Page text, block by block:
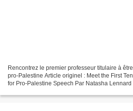
Rencontrez le premier professeur titulaire à
pro-Palestine Article originel : Meet the First
for Pro-Palestine Speech Par Natasha